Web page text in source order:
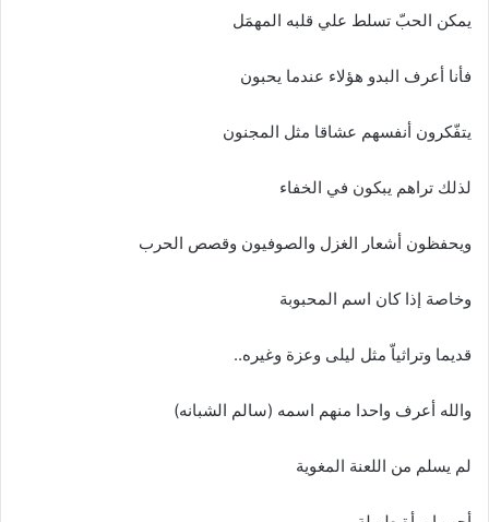
يمكن الحبّ تسلط علي قلبه المهمَل
فأنا أعرف البدو هؤلاء عندما يحبون
يتفّكرون أنفسهم عشاقا مثل المجنون
لذلك تراهم يبكون في الخفاء
ويحفظون أشعار الغزل والصوفيون وقصص الحرب
وخاصة إذا كان اسم المحبوبة
قديما وتراثياّ مثل ليلى وعزة وغيره..
والله أعرف واحدا منهم اسمه (سالم الشبانه)
لم يسلم من اللعنة المغوية